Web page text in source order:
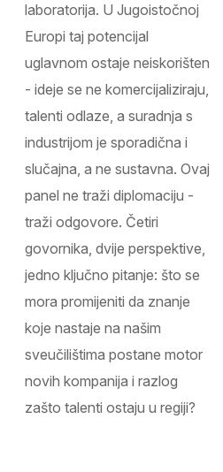
laboratorija. U Jugoistočnoj
Europi taj potencijal
uglavnom ostaje neiskorišten
- ideje se ne komercijaliziraju,
talenti odlaze, a suradnja s
industrijom je sporadična i
slučajna, a ne sustavna. Ovaj
panel ne traži diplomaciju -
traži odgovore. Četiri
govornika, dvije perspektive,
jedno ključno pitanje: što se
mora promijeniti da znanje
koje nastaje na našim
sveučilištima postane motor
novih kompanija i razlog
zašto talenti ostaju u regiji?